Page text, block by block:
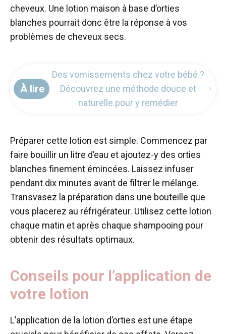
cheveux. Une lotion maison à base d’orties
blanches pourrait donc être la réponse à vos
problèmes de cheveux secs.
À lire
Des vomissements chez votre bébé ?
Découvrez une méthode douce et
naturelle pour y remédier
Préparer cette lotion est simple. Commencez par
faire bouillir un litre d’eau et ajoutez-y des orties
blanches finement émincées. Laissez infuser
pendant dix minutes avant de filtrer le mélange.
Transvasez la préparation dans une bouteille que
vous placerez au réfrigérateur. Utilisez cette lotion
chaque matin et après chaque shampooing pour
obtenir des résultats optimaux.
Conseils pour l’application de
votre lotion
L’application de la lotion d’orties est une étape